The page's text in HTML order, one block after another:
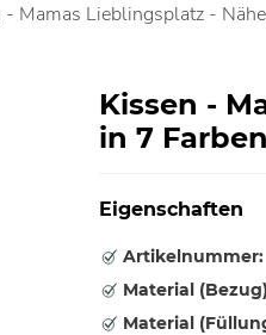
- Mamas Lieblingsplatz -
Kissen -
in 7 Farben
Eigenschaften
Artikelnummer:
Material
Material